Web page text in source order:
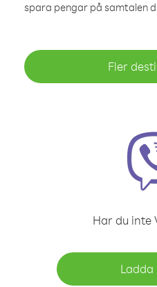
spara pengar på samtalen
Fler
Har du inte
Ladda